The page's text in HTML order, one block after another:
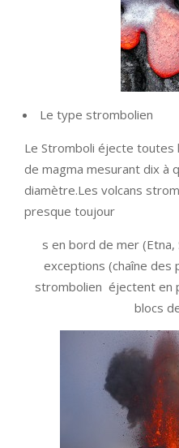
Le type strombolien
Le Stromboli éjecte toutes
de magma mesurant dix à
diamètre.Les volcans
presque toujour
s en bord de mer
exceptions (chaîne des
strombolien éjectent en
blocs